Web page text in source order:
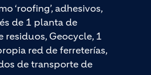
‘roofing’, adhesivos,
de 1 planta de
Geocycle, 1
red de ferreterías,
de transporte de